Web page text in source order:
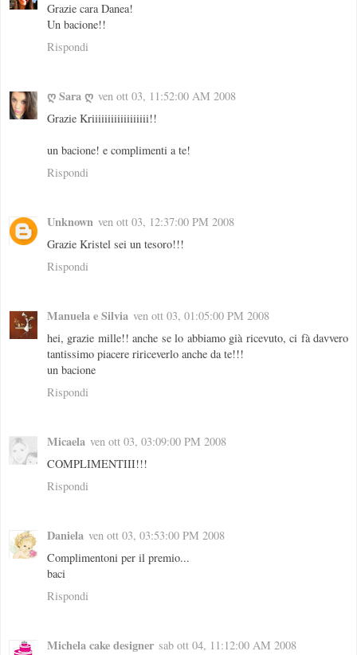
Grazie cara Danea!
Un bacione!!
Rispondi
ღ Sara ღ ven ott 03, 11:52:00 AM 2008
Grazie Kriiiiiiiiiiiiiiiiii!!
un bacione! e complimenti a te!
Rispondi
Unknown ven ott 03, 12:37:00 PM 2008
Grazie Kristel sei un tesoro!!!
Rispondi
Manuela e Silvia ven ott 03, 01:05:00 PM 2008
hei, grazie mille!! anche se lo abbiamo già ricevuto, ci fà davvero
tantissimo piacere ririceverlo anche da te!!!
un bacione
Rispondi
Micaela ven ott 03, 03:09:00 PM 2008
COMPLIMENTIII!!!
Rispondi
Daniela ven ott 03, 03:53:00 PM 2008
Complimentoni per il premio...
baci
Rispondi
Michela cake designer sab ott 04, 11:12:00 AM 2008